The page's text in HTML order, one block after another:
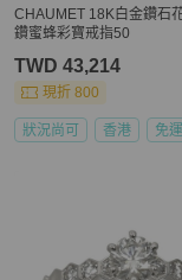
CHAUMET 18K白金鑽石
鑽蜜蜂彩寶戒指50
TWD 43,214
現折 800
狀況尚可 香港 免運